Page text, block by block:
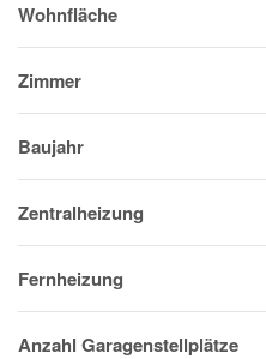
Wohnfläche
Zimmer
Baujahr
Zentralheizung
Fernheizung
Anzahl Garagenstellplätze